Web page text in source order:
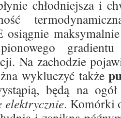
chłodniejsza i
osiągnie maksymalnie
Na zachodzie
wykluczyć także
będą na
elektrycznie. Komórki